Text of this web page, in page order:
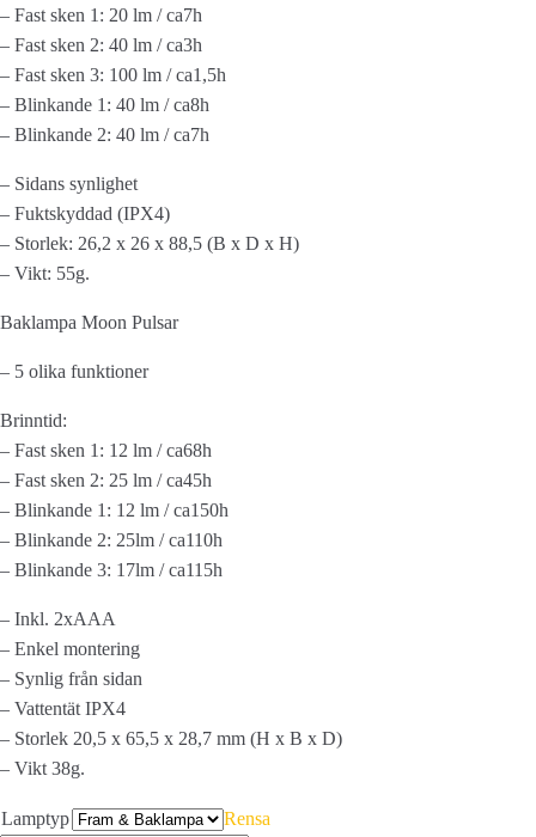
– Fast sken 1: 20 lm / ca7h
– Fast sken 2: 40 lm / ca3h
– Fast sken 3: 100 lm / ca1,5h
– Blinkande 1: 40 lm / ca8h
– Blinkande 2: 40 lm / ca7h
– Sidans synlighet
– Fuktskyddad (IPX4)
– Storlek: 26,2 x 26 x 88,5 (B x D x H)
– Vikt: 55g.
Baklampa Moon Pulsar
– 5 olika funktioner
Brinntid:
– Fast sken 1: 12 lm / ca68h
– Fast sken 2: 25 lm / ca45h
– Blinkande 1: 12 lm / ca150h
– Blinkande 2: 25lm / ca110h
– Blinkande 3: 17lm / ca115h
– Inkl. 2xAAA
– Enkel montering
– Synlig från sidan
– Vattentät IPX4
– Storlek 20,5 x 65,5 x 28,7 mm (H x B x D)
– Vikt 38g.
Lamptyp
Rensa